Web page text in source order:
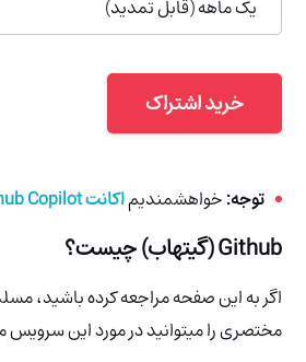
یک ماهه (قابل تمدید)
خرید اشتراک
توجه:خواهشمندیماکانت Github Copilot
Github (گیتهاب) چیست؟
اگر به این صفحه مراجعه کرده باشید،
مختصری را میتوانید در مورد این سرویس